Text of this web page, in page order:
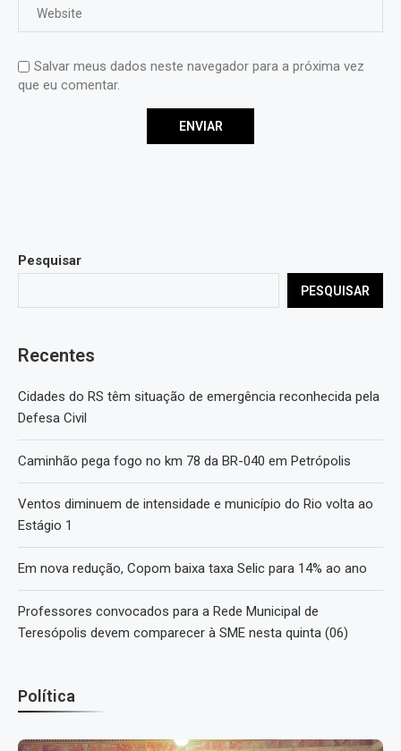
Salvar meus dados neste navegador para a próxima vez
que eu comentar.
Pesquisar
PESQUISAR
Recentes
Cidades do RS têm situação de emergência reconhecida pela
Defesa Civil
Caminhão pega fogo no km 78 da BR-040 em Petrópolis
Ventos diminuem de intensidade e município do Rio volta ao
Estágio 1
Em nova redução, Copom baixa taxa Selic para 14% ao ano
Professores convocados para a Rede Municipal de
Teresópolis devem comparecer à SME nesta quinta (06)
Política